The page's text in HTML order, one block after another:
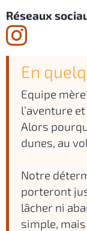
Réseaux
En
Equipe
l’aventure
Alors
dunes, au
Notre
porteront
lâcher ni
simple,